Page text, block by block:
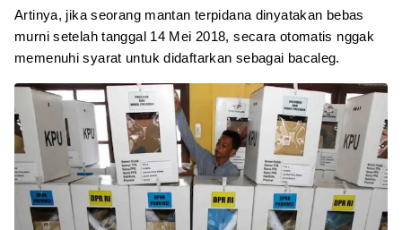
Artinya, jika seorang mantan terpidana dinyatakan bebas
murni setelah tanggal 14 Mei 2018, secara otomatis nggak
memenuhi syarat untuk didaftarkan sebagai bacaleg.